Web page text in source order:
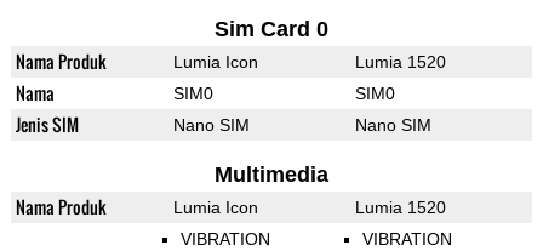
Sim Card 0
Nama Produk Lumia Icon Lumia 1520
Nama SIM0 SIM0
Jenis SIM Nano SIM Nano SIM
Multimedia
Nama Produk Lumia Icon Lumia 1520
VIBRATION VIBRATION